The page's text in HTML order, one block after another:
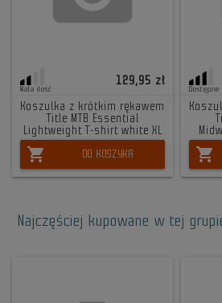
Mała ilość
129,95 zł
Koszulka z krótkim rękawem
Title MTB Essential
Lightweight T-shirt white XL
shopping_cart DO KOSZYKA
Dostępne
shopping_cart
Najczęściej kupowane w tej